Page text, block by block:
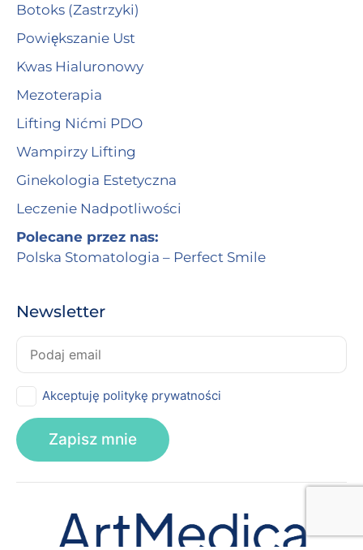
Botoks (Zastrzyki)
Powiększanie Ust
Kwas Hialuronowy
Mezoterapia
Lifting Nićmi PDO
Wampirzy Lifting
Ginekologia Estetyczna
Leczenie Nadpotliwości
Polecane przez nas:
Polska Stomatologia – Perfect Smile
Newsletter
Akceptuję politykę prywatności